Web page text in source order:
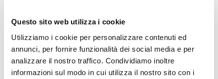
Questo sito web utilizza i cookie
Utilizziamo i cookie per personalizzare contenuti ed
annunci, per fornire funzionalità dei social media e per
analizzare il nostro traffico. Condividiamo inoltre
informazioni sul modo in cui utilizza il nostro sito con i